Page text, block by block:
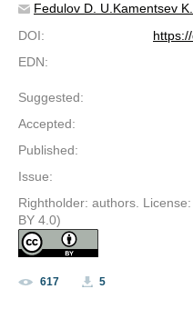
Fedulov D. U. Kamentsev K.
DOI:
EDN:
Suggested:
Accepted:
Published:
Issue:
Rightholder: authors.
BY 4.0)
617 5